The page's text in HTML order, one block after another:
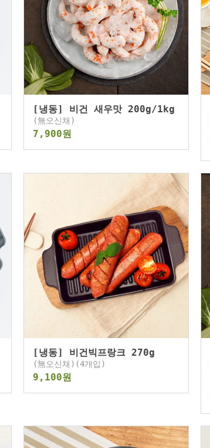
[냉동] 비건 새우맛 200g/1kg
(無오신채)
7,900원
[냉동] 비건빅프랑크 270g
(無오신채)(4개입)
9,100원